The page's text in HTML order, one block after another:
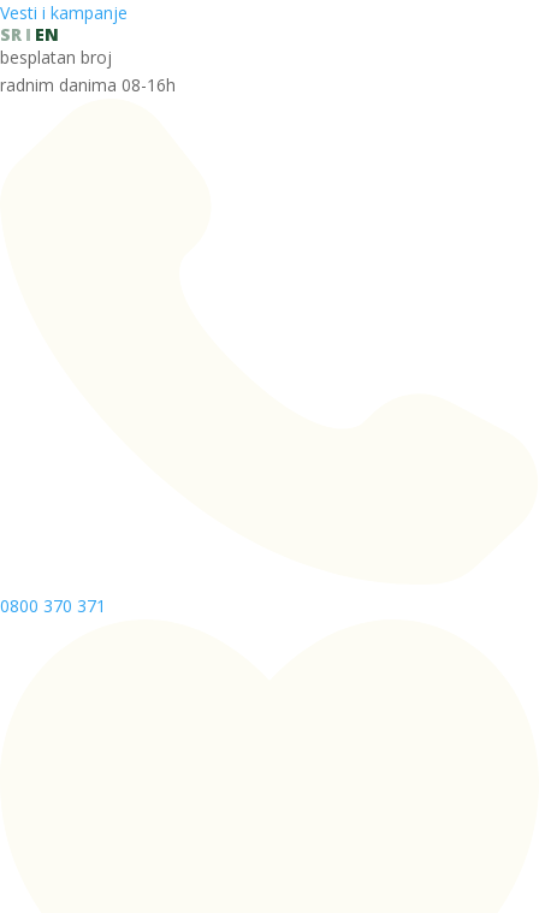
Vesti i kampanje
SR
EN
besplatan broj
radnim danima 08-16h
0800 370 371